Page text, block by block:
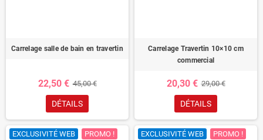
Carrelage salle de bain en travertin
22,50 € 45,00 €
DÉTAILS
Carrelage Travertin 10×10 cm
commercial
20,30 € 29,00 €
DÉTAILS
EXCLUSIVITÉ WEB
PROMO !
EXCLUSIVITÉ WEB
PROMO !